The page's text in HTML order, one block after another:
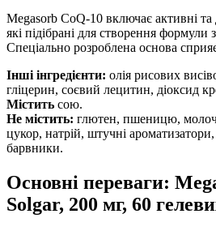
Megasorb CoQ-10 включає активні та
які підібрані для створення формули
Спеціально розроблена основа
Інші інгредієнти: олія рисових
гліцерин, соєвий лецитин, діоксид
Містить сою.
Не містить: глютен, пшеницю,
цукор, натрій, штучні ароматизатори,
барвники.
Основні переваги:
Solgar, 200 мг, 60